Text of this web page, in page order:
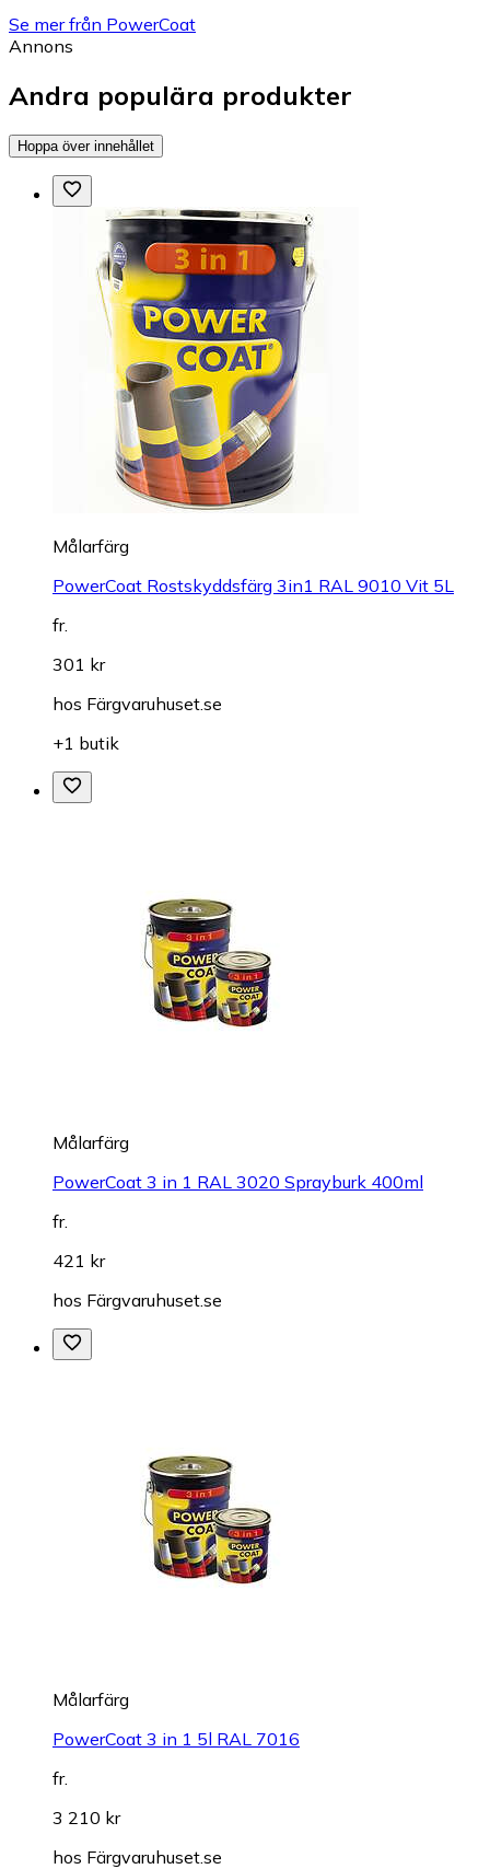
Se mer från PowerCoat
Annons
Andra populära produkter
Hoppa över innehållet
Målarfärg
PowerCoat Rostskyddsfärg 3in1 RAL 9010 Vit 5L
fr.
301 kr
hos Färgvaruhuset.se
+1 butik
Målarfärg
PowerCoat 3 in 1 RAL 3020 Sprayburk 400ml
fr.
421 kr
hos Färgvaruhuset.se
Målarfärg
PowerCoat 3 in 1 5l RAL 7016
fr.
3 210 kr
hos Färgvaruhuset.se